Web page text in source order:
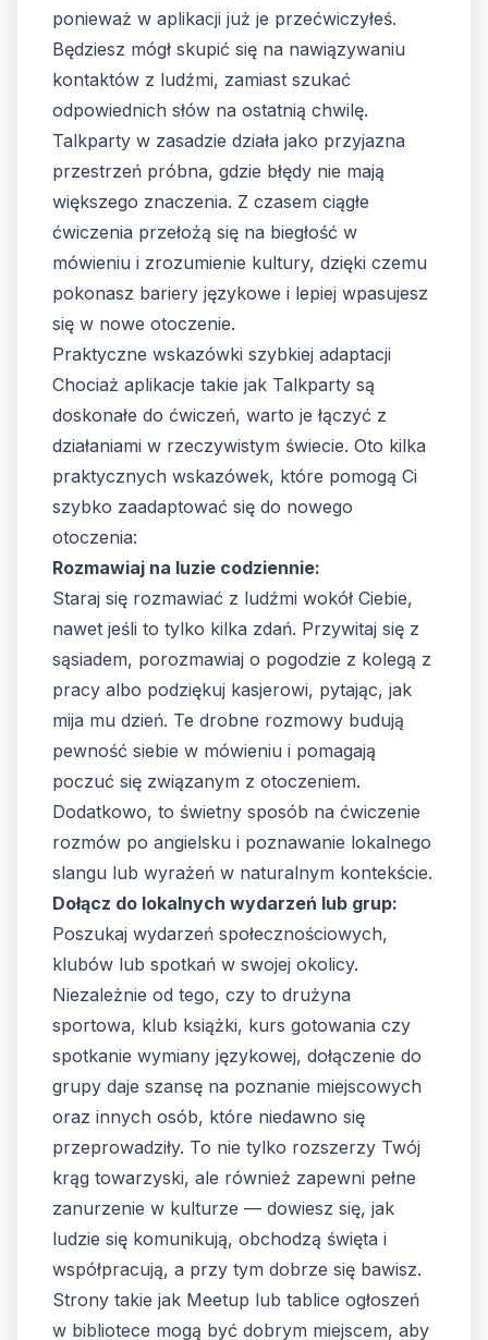
ponieważ w aplikacji już je przećwiczyłeś.
Będziesz mógł skupić się na nawiązywaniu
kontaktów z ludźmi, zamiast szukać
odpowiednich słów na ostatnią chwilę.
Talkparty w zasadzie działa jako przyjazna
przestrzeń próbna, gdzie błędy nie mają
większego znaczenia. Z czasem ciągłe
ćwiczenia przełożą się na biegłość w
mówieniu i zrozumienie kultury, dzięki czemu
pokonasz bariery językowe i lepiej wpasujesz
się w nowe otoczenie.
Praktyczne wskazówki szybkiej adaptacji
Chociaż aplikacje takie jak Talkparty są
doskonałe do ćwiczeń, warto je łączyć z
działaniami w rzeczywistym świecie. Oto kilka
praktycznych wskazówek, które pomogą Ci
szybko zaadaptować się do nowego
otoczenia:
Rozmawiaj na luzie codziennie:
Staraj się rozmawiać z ludźmi wokół Ciebie,
nawet jeśli to tylko kilka zdań. Przywitaj się z
sąsiadem, porozmawiaj o pogodzie z kolegą z
pracy albo podziękuj kasjerowi, pytając, jak
mija mu dzień. Te drobne rozmowy budują
pewność siebie w mówieniu i pomagają
poczuć się związanym z otoczeniem.
Dodatkowo, to świetny sposób na ćwiczenie
rozmów po angielsku i poznawanie lokalnego
slangu lub wyrażeń w naturalnym kontekście.
Dołącz do lokalnych wydarzeń lub grup:
Poszukaj wydarzeń społecznościowych,
klubów lub spotkań w swojej okolicy.
Niezależnie od tego, czy to drużyna
sportowa, klub książki, kurs gotowania czy
spotkanie wymiany językowej, dołączenie do
grupy daje szansę na poznanie miejscowych
oraz innych osób, które niedawno się
przeprowadziły. To nie tylko rozszerzy Twój
krąg towarzyski, ale również zapewni pełne
zanurzenie w kulturze — dowiesz się, jak
ludzie się komunikują, obchodzą święta i
współpracują, a przy tym dobrze się bawisz.
Strony takie jak Meetup lub tablice ogłoszeń
w bibliotece mogą być dobrym miejscem, aby